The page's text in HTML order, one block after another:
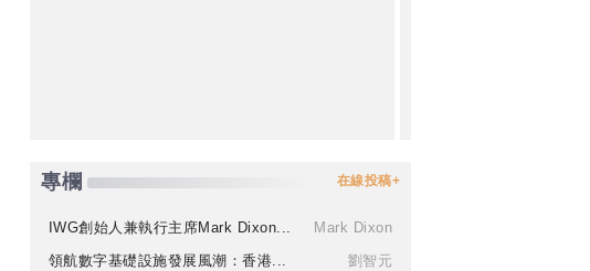
專欄 在線投稿+
IWG創始人兼執行主席Mark Dixon...
Mark Dixon
領航數字基礎設施發展風潮：香港...
劉智元